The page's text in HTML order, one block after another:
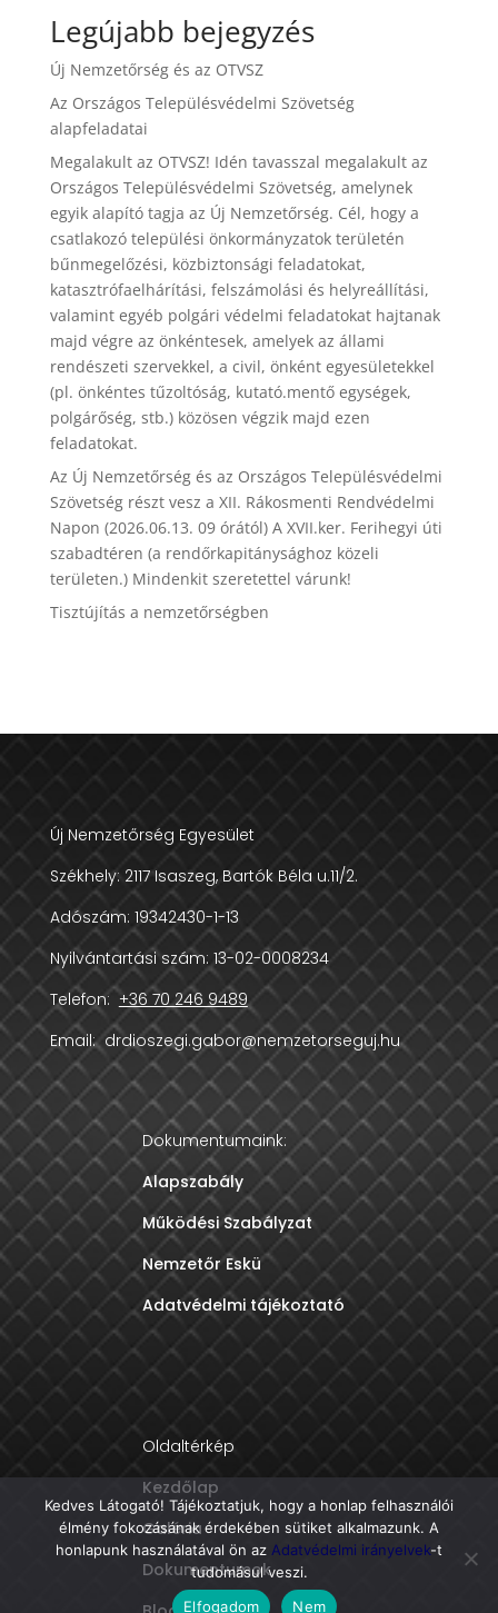
Legújabb bejegyzés
Új Nemzetőrség és az OTVSZ
Az Országos Településvédelmi Szövetség
alapfeladatai
Megalakult az OTVSZ! Idén tavasszal megalakult az
Országos Településvédelmi Szövetség, amelynek
egyik alapító tagja az Új Nemzetőrség. Cél, hogy a
csatlakozó települési önkormányzatok területén
bűnmegelőzési, közbiztonsági feladatokat,
katasztrófaelhárítási, felszámolási és helyreállítási,
valamint egyéb polgári védelmi feladatokat hajtanak
majd végre az önkéntesek, amelyek az állami
rendészeti szervekkel, a civil, önként egyesületekkel
(pl. önkéntes tűzoltóság, kutató.mentő egységek,
polgárőség, stb.) közösen végzik majd ezen
feladatokat.
Az Új Nemzetőrség és az Országos Településvédelmi
Szövetség részt vesz a XII. Rákosmenti Rendvédelmi
Napon (2026.06.13. 09 órától) A XVII.ker. Ferihegyi úti
szabadtéren (a rendőrkapitánysághoz közeli
területen.) Mindenkit szeretettel várunk!
Tisztújítás a nemzetőrségben
Új Nemzetőrség Egyesület
Székhely: 2117 Isaszeg, Bartók Béla u.11/2.
Adószám: 19342430-1-13
Nyilvántartási szám: 13-02-0008234
Telefon:+36 70 246 9489
Email:drdioszegi.gabor@nemzetorseguj.hu
Dokumentumaink:
Alapszabály
Működési Szabályzat
Nemzetőr Eskü
Adatvédelmi tájékoztató
Oldaltérkép
Kezdőlap
Galéria
Dokumentumok
Kedves Látogató! Tájékoztatjuk, hogy a honlap felhasználói
élmény fokozásának érdekében sütiket alkalmazunk. A
honlapunk használatával ön az Adatvédelmi irányelvek-t
tudomásul veszi.
Elfogadom
Nem